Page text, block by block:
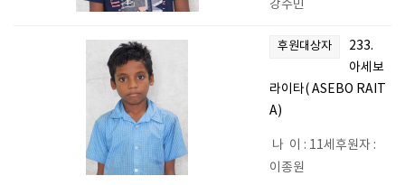
강수민
후원대상자
233.
아세보
라이타( ASEBO RAIT
A)
나 이 : 11세후원자 :
이종원